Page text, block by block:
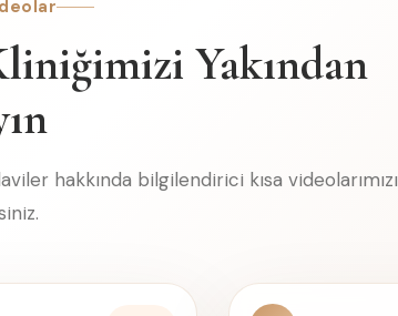
Yakından
hakkında bilgilendirici kısa videolarımızı